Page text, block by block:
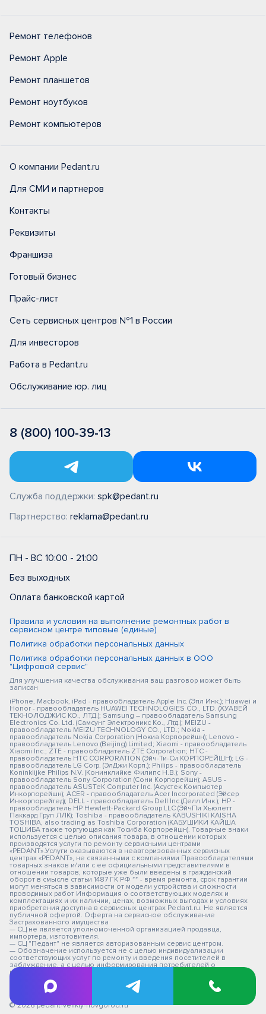
Ремонт телефонов
Ремонт Apple
Ремонт планшетов
Ремонт ноутбуков
Ремонт компьютеров
О компании Pedant.ru
Для СМИ и партнеров
Контакты
Реквизиты
Франшиза
Готовый бизнес
Прайс-лист
Сеть сервисных центров №1 в России
Для инвесторов
Работа в Pedant.ru
Обслуживание юр. лиц
8 (800) 100-39-13
Служба поддержки: spk@pedant.ru
Партнерство: reklama@pedant.ru
ПН - ВС 10:00 - 21:00
Без выходных
Оплата банковской картой
Правила и условия на выполнение ремонтных работ в
сервисном центре типовые (единые)
Политика обработки персональных данных
Политика обработки персональных данных в ООО
"Цифровой сервис"
Для улучшения качества обслуживания ваш разговор может быть
записан
iPhone, Macbook, iPad - правообладатель Apple Inc. (Эпл Инк.); Huawei и
Honor - правообладатель HUAWEI TECHNOLOGIES CO., LTD. (ХУАВЕЙ
ТЕКНОЛОДЖИС КО., ЛТД.); Samsung – правообладатель Samsung
Electronics Co. Ltd. (Самсунг Электроникс Ко., Лтд.); MEIZU -
правообладатель MEIZU TECHNOLOGY CO., LTD.; Nokia -
правообладатель Nokia Corporation (Нокиа Корпорейшн); Lenovo -
правообладатель Lenovo (Beijing) Limited; Xiaomi - правообладатель
Xiaomi Inc.; ZTE - правообладатель ZTE Corporation; HTC -
правообладатель HTC CORPORATION (Эйч-Ти-Си КОРПОРЕЙШН); LG -
правообладатель LG Corp. (ЭлДжи Корп.); Philips - правообладатель
Koninklijke Philips N.V. (Конинклийке Филипс Н.В.); Sony -
правообладатель Sony Corporation (Сони Корпорейшн); ASUS -
правообладатель ASUSTeK Computer Inc. (Асустек Компьютер
Инкорпорейшн); ACER - правообладатель Acer Incorporated (Эйсер
Инкорпорейтед); DELL - правообладатель Dell Inc.(Делл Инк.); HP -
правообладатель HP Hewlett-Packard Group LLC (ЭйчПи Хьюлетт
Паккард Груп ЛЛК); Toshiba - правообладатель KABUSHIKI KAISHA
TOSHIBA, also trading as Toshiba Corporation (КАБУШИКИ КАЙША
ТОШИБА также торгующая как Тосиба Корпорейшн). Товарные знаки
используется с целью описания товара, в отношении которых
производятся услуги по ремонту сервисными центрами
«PEDANT».Услуги оказываются в неавторизованных сервисных
центрах «PEDANT», не связанными с компаниями Правообладателями
товарных знаков и/или с ее официальными представителями в
отношении товаров, которые уже были введены в гражданский
оборот в смысле статьи 1487 ГК РФ ** - время ремонта, срок гарантии
могут меняться в зависимости от модели устройства и сложности
проводимых работ Информация о соответствующих моделях и
комплектациях и их наличии, ценах, возможных выгодах и условиях
приобретения доступна в сервисных центрах Pedant.ru. Не является
публичной офертой. Оферта на сервисное обслуживание
Застрахованного имущества
— СЦ не является уполномоченной организацией продавца,
импортера, изготовителя.
— СЦ "Педант" не является авторизованным сервис центром.
— Обозначение используется не с целью индивидуализации
соответствующих услуг по ремонту и введения посетителей в
заблуждение, а с целью информирования потребителей о
предоставляемых услугах в отношении техники правообладателей.
Вся информация на сайте носит исключительно информационный
© 2026 pedant-velikiy-novgorod.ru